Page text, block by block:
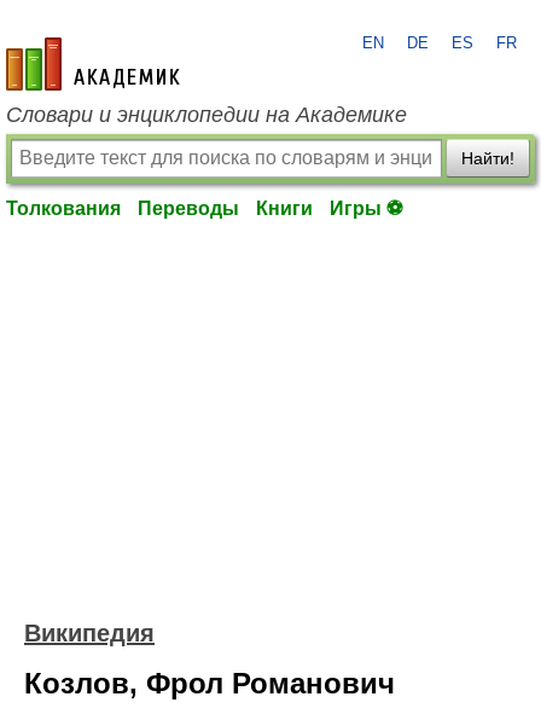
academic.ru
EN DE ES FR
Словари и энциклопедии на Академике
Найти!
Толкования Переводы Книги Игры ⚽
Википедия
Козлов, Фрол Романович